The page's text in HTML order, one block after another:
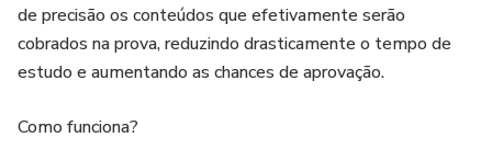
de precisão os conteúdos que efetivamente serão
cobrados na prova, reduzindo drasticamente o tempo de
estudo e aumentando as chances de aprovação.
Como funciona?